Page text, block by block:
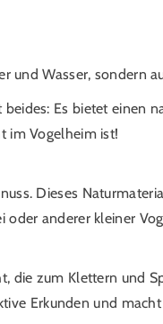
und Wasser, sondern
Es bietet
im Vogelheim ist!
Dieses
anderer kleiner
die zum Klettern und
Erkunden und